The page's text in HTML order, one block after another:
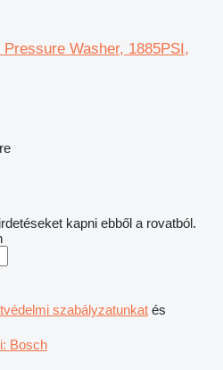
Washer, 1885PSI,
kapni ebből a rovatból.
szabályzatunkat és
Bosch